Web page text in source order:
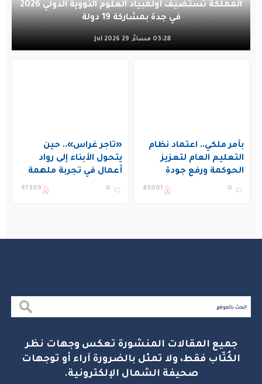
المملكة تستضيف أولمبياد العلوم النووية الدولي 2026
في جدة بمشاركة 19 دولة
03:28 مساءً, 29 Jul 2026
بأمر ملكي.. اعتماد نظام
التعليم العام لتعزيز
الحوكمة ورفع جودة
التعليم في المملكة
0
83001
«تاجر غراس».. حين
يتحول الأبناء إلى رواد
أعمال في تجربة ملهمة
بنادي غراس الصيفي
0
97309
جميع المقالات المنشورة تعكس وجهات نظر
الكُتّاب فقط، ولا تمثل بالضرورة آراء أو توجهات
صحيفة الشمال الإلكترونية.